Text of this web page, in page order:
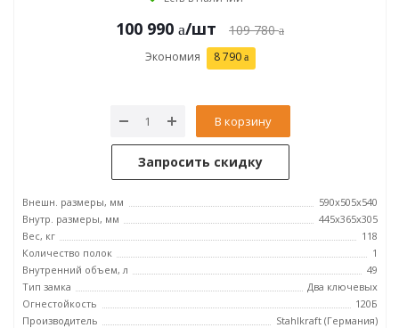
100 990 /шт 109 780
Экономия 8 790
В корзину
Запросить скидку
Внешн. размеры, мм
590x505x540
Внутр. размеры, мм
445x365x305
Вес, кг
118
Количество полок
1
Внутренний объем, л
49
Тип замка
Два ключевых
Огнестойкость
120Б
Производитель
Stahlkraft (Германия)